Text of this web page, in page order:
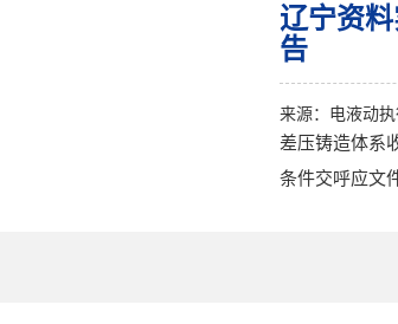
辽宁资
告
来源： 电液动
差压铸造体系
条件交呼应文